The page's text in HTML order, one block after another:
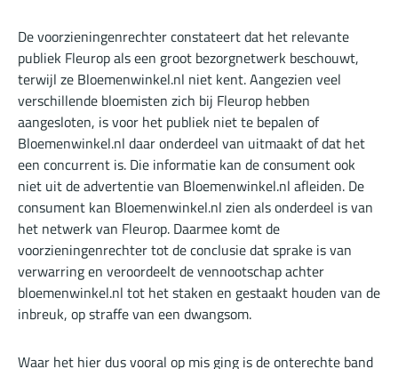
De voorzieningenrechter constateert dat het relevante
publiek Fleurop als een groot bezorgnetwerk beschouwt,
terwijl ze Bloemenwinkel.nl niet kent. Aangezien veel
verschillende bloemisten zich bij Fleurop hebben
aangesloten, is voor het publiek niet te bepalen of
Bloemenwinkel.nl daar onderdeel van uitmaakt of dat het
een concurrent is. Die informatie kan de consument ook
niet uit de advertentie van Bloemenwinkel.nl afleiden. De
consument kan Bloemenwinkel.nl zien als onderdeel is van
het netwerk van Fleurop. Daarmee komt de
voorzieningenrechter tot de conclusie dat sprake is van
verwarring en veroordeelt de vennootschap achter
bloemenwinkel.nl tot het staken en gestaakt houden van de
inbreuk, op straffe van een dwangsom.
Waar het hier dus vooral op mis ging is de onterechte band